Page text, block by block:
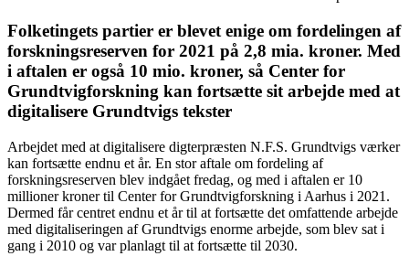
Folketingets partier er blevet enige om fordelingen af
forskningsreserven for 2021 på 2,8 mia. kroner. Med
i aftalen er også 10 mio. kroner, så Center for
Grundtvigforskning kan fortsætte sit arbejde med at
digitalisere Grundtvigs tekster
Arbejdet med at digitalisere digterpræsten N.F.S. Grundtvigs værker
kan fortsætte endnu et år. En stor aftale om fordeling af
forskningsreserven blev indgået fredag, og med i aftalen er 10
millioner kroner til Center for Grundtvigforskning i Aarhus i 2021.
Dermed får centret endnu et år til at fortsætte det omfattende arbejde
med digitaliseringen af Grundtvigs enorme arbejde, som blev sat i
gang i 2010 og var planlagt til at fortsætte til 2030.